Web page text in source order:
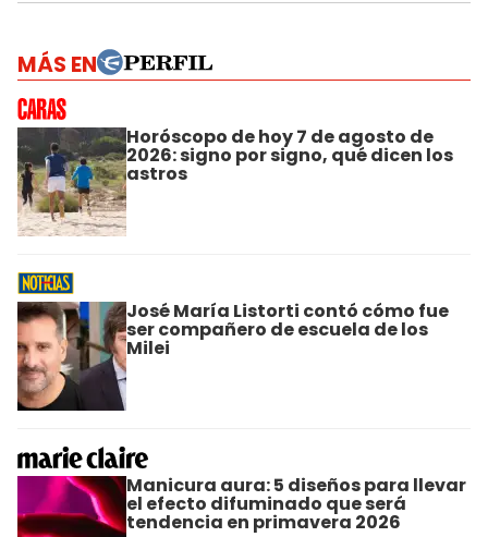
MÁS EN
Horóscopo de hoy 7 de agosto de
2026: signo por signo, qué dicen los
astros
José María Listorti contó cómo fue
ser compañero de escuela de los
Milei
Manicura aura: 5 diseños para llevar
el efecto difuminado que será
tendencia en primavera 2026